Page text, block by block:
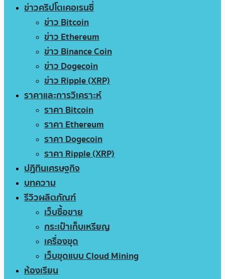
ข่าวคริปโตเคอเรนซี่
ข่าว Bitcoin
ข่าว Ethereum
ข่าว Binance Coin
ข่าว Dogecoin
ข่าว Ripple (XRP)
ราคาและการวิเคราะห์
ราคา Bitcoin
ราคา Ethereum
ราคา Dogecoin
ราคา Ripple (XRP)
ปฏิทินเศรษฐกิจ
บทความ
รีวิวผลิตภัณฑ์
เว็บซื้อขาย
กระเป๋าเก็บเหรียญ
เครื่องขุด
เว็บขุดแบบ Cloud Mining
ห้องเรียน